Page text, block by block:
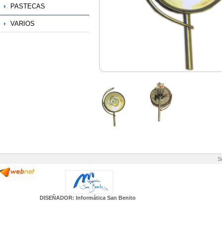
PASTECAS
VARIOS
DISEÑADOR: Informática San Benito